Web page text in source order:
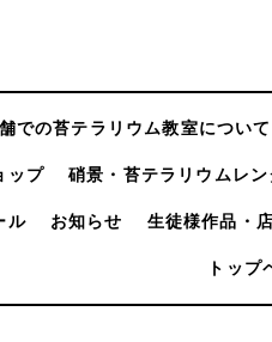
での苔テラリウム教室について
ップ 硝景・苔テラリウムレ
ル お知らせ 生徒様作品・
トップ